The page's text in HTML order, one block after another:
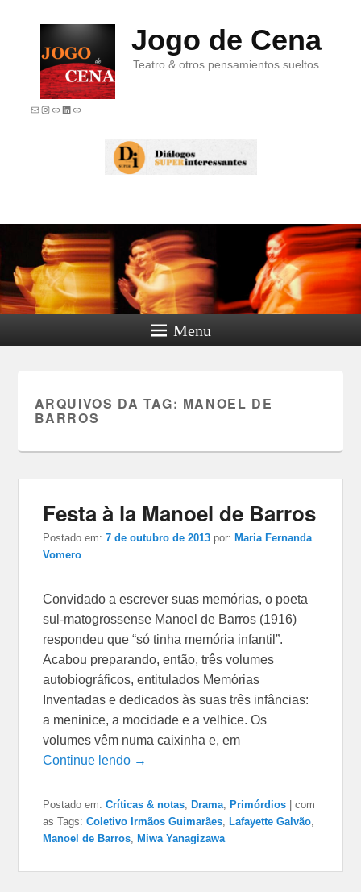
Jogo de Cena
Teatro & otros pensamientos sueltos
E-mailInstagram
LinkLinkedIn
Link
Menu
ARQUIVOS DA TAG: MANOEL DE
BARROS
Festa à la Manoel de Barros
Postado em:7 de outubro de 2013 por:Maria Fernanda
Vomero
Convidado a escrever suas memórias, o poeta
sul-matogrossense Manoel de Barros (1916)
respondeu que “só tinha memória infantil”.
Acabou preparando, então, três volumes
autobiográficos, entitulados Memórias
Inventadas e dedicados às suas três infâncias:
a meninice, a mocidade e a velhice. Os
volumes vêm numa caixinha e, em
Continue lendo →
Postado em: Críticas & notas ,Drama ,Primórdios |com
as Tags: Coletivo Irmãos Guimarães ,Lafayette Galvão
Manoel de Barros ,Miwa Yanagizawa